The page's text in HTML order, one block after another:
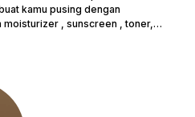
kamu pusing dengan
, sunscreen , toner,
Tak heran juga kalau kamu
di bagian luarnya. Sebelum
informasi lengkap